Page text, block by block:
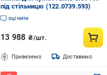
під стільницю (122.0739.593)
оцінити
13 988 ₴/шт.
Привеземо Доставимо